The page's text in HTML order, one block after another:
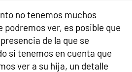
no tenemos muchos
podremos ver, es posible que
de la que se
si tenemos en cuenta que
ver a su hija, un detalle